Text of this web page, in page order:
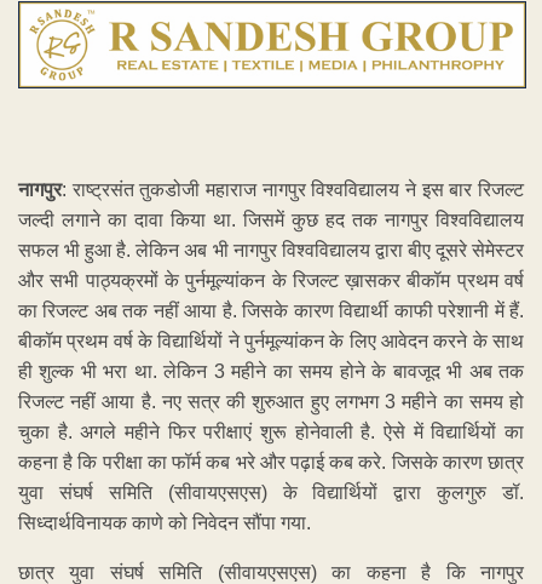
नागपुर: राष्ट्रसंत तुकडोजी महाराज नागपुर विश्वविद्यालय ने इस बार रिजल्ट
जल्दी लगाने का दावा किया था. जिसमें कुछ हद तक नागपुर विश्वविद्यालय
सफल भी हुआ है. लेकिन अब भी नागपुर विश्वविद्यालय द्वारा बीए दूसरे सेमेस्टर
और सभी पाठ्यक्रमों के पुर्नमूल्यांकन के रिजल्ट ख़ासकर बीकॉम प्रथम वर्ष
का रिजल्ट अब तक नहीं आया है. जिसके कारण विद्यार्थी काफी परेशानी में हैं.
बीकॉम प्रथम वर्ष के विद्यार्थियों ने पुर्नमूल्यांकन के लिए आवेदन करने के साथ
ही शुल्क भी भरा था. लेकिन 3 महीने का समय होने के बावजूद भी अब तक
रिजल्ट नहीं आया है. नए सत्र की शुरुआत हुए लगभग 3 महीने का समय हो
चुका है. अगले महीने फिर परीक्षाएं शुरू होनेवाली है. ऐसे में विद्यार्थियों का
कहना है कि परीक्षा का फॉर्म कब भरे और पढ़ाई कब करे. जिसके कारण छात्र
युवा संघर्ष समिति (सीवायएसएस) के विद्यार्थियों द्वारा कुलगुरु डॉ.
सिध्दार्थविनायक काणे को निवेदन सौंपा गया.
छात्र युवा संघर्ष समिति (सीवायएसएस) का कहना है कि नागपुर